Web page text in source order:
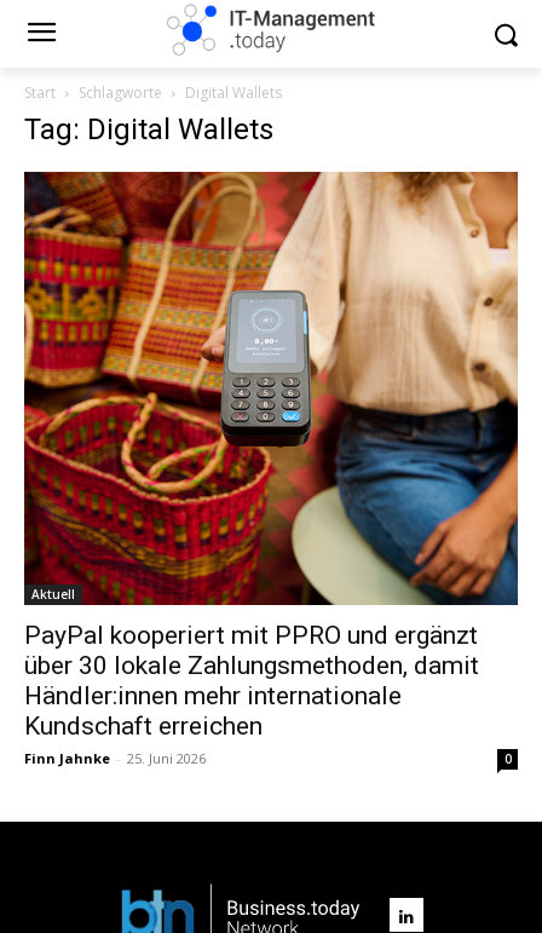
Start Schlagworte Digital Wallets
Tag: Digital Wallets
Aktuell
PayPal kooperiert mit PPRO und ergänzt
über 30 lokale Zahlungsmethoden, damit
Händler:innen mehr internationale
Kundschaft erreichen
Finn Jahnke - 25. Juni 2026 0